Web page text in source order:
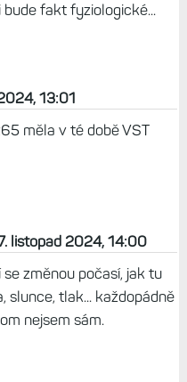
fakt fyziologické...
13:01
měla v té době VST
listopad 2024, 14:00
změnou počasí, jak tu
slunce, tlak... každopádně
nejsem sám.